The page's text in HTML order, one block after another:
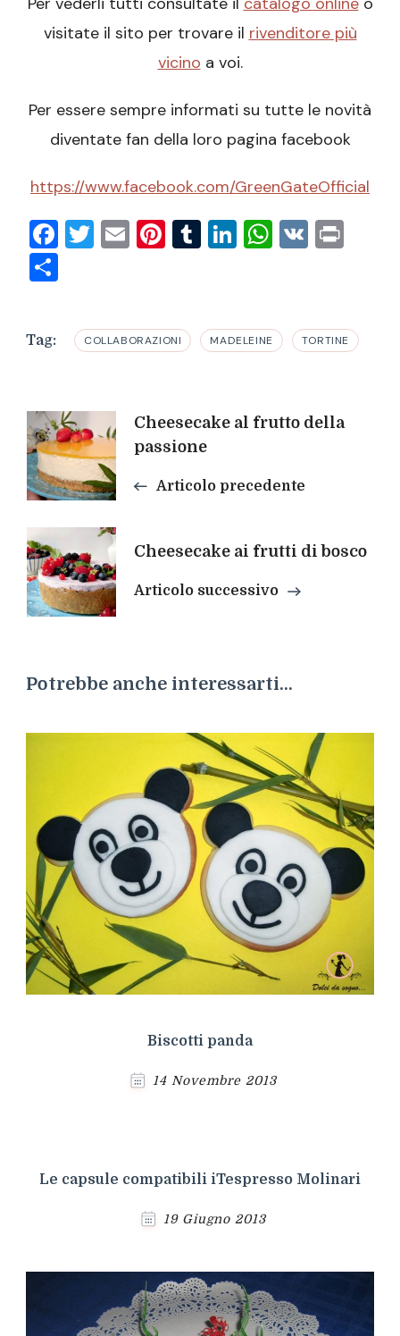
visitate il sito per trovare il rivenditore più
vicino a voi.
Per essere sempre informati su tutte le novità
diventate fan della loro pagina facebook
https://www.facebook.com/GreenGateOfficial
Facebook
Twitter
EmailPinterest
Tumblr
LinkedIn
VK
Tag: COLLABORAZIONI MADELEINE TORTINE
Navigazione
articoli
Cheesecake al frutto della
passione
Articolo precedente
Cheesecake ai frutti di bosco
Articolo successivo
Potrebbe anche interessarti...
Biscotti panda
14 Novembre 2013
Le capsule compatibili iTespresso Molinari
19 Giugno 2013